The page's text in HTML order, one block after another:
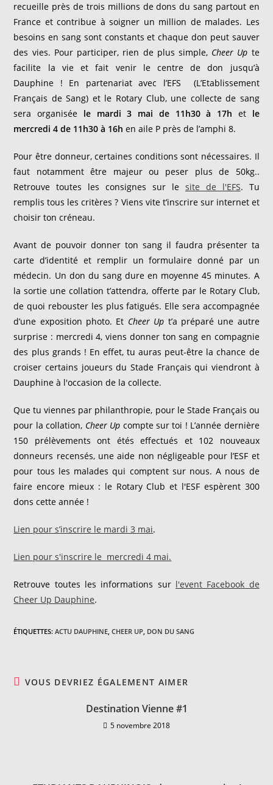
recueille près de trois millions de dons du sang partout en
France et contribue à soigner un million de malades. Les
besoins en sang sont constants et chaque don peut sauver
des vies. Pour participer, rien de plus simple, Cheer Up te
facilite la vie et fait venir le centre de don jusqu’à
Dauphine ! En partenariat avec l’EFS
(L’Etablissement
Français de Sang) et le Rotary Club, une collecte de sang
sera organisée le mardi 3 mai de 11h30 à 17h et le
mercredi 4 de 11h30 à 16h en aile P près de l’amphi 8.
Pour être donneur, certaines conditions sont nécessaires. Il
faut notamment être majeur ou peser plus de 50kg..
Retrouve toutes les consignes sur le site de l'EFS. Tu
remplis tous les critères ? Viens vite t’inscrire sur internet et
choisir ton créneau.
Avant de pouvoir donner ton sang il faudra présenter ta
carte d’identité et remplir un formulaire donné par un
médecin. Un don du sang dure en moyenne 45 minutes. A
la sortie une collation t’attendra, offerte par le Rotary Club,
de quoi rebouster les plus fatigués. Elle sera accompagnée
d’une exposition photo. Et Cheer Up t’a préparé une autre
surprise : mercredi 4, viens donner ton sang en compagnie
des plus grands ! En effet, tu auras peut-être la chance de
croiser certains joueurs du Stade Français qui viendront à
Dauphine à l'occasion de la collecte.
Que tu viennes par philanthropie, pour le Stade Français ou
pour la collation, Cheer Up compte sur toi ! L’année dernière
150 prélèvements ont étés effectués et 102 nouveaux
donneurs recensés, une aide non négligeable pour l’ESF et
pour tous les malades qui comptent sur nous. A nous de
faire encore mieux : le Rotary Club et l'ESF espèrent 300
dons cette année !
Lien pour s’inscrire le mardi 3 mai.
Lien pour s'inscrire le mercredi 4 mai.
Retrouve toutes les informations sur l'event Facebook de
Cheer Up Dauphine.
ÉTIQUETTES:ACTU DAUPHINE, CHEER UP, DON DU SANG
VOUS DEVRIEZ ÉGALEMENT AIMER
Destination Vienne #1
5 novembre 2018